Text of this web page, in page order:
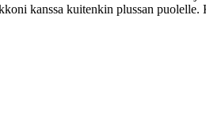
kanssa kuitenkin plussan